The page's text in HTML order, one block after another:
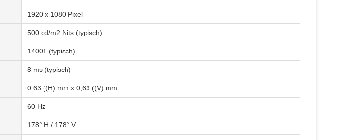
1920 x 1080 Pixel
500 cd/m2 Nits (typisch)
14001 (typisch)
8 ms (typisch)
0.63 ((H) mm x 0,63 ((V) mm
60 Hz
178° H / 178° V